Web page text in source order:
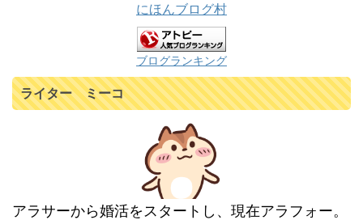
にほんブログ村
ブログランキング
ライター ミーコ
アラサーから婚活をスタートし、現在アラフォー。